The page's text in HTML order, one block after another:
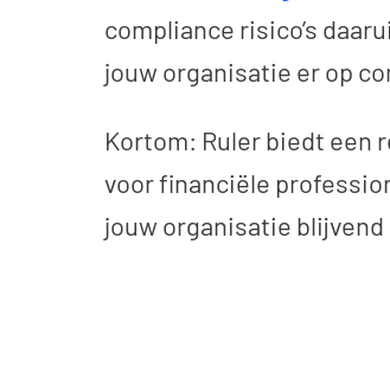
compliance risico’s
jouw organisatie er op
Kortom: Ruler biedt een
voor financiële
jouw organisatie